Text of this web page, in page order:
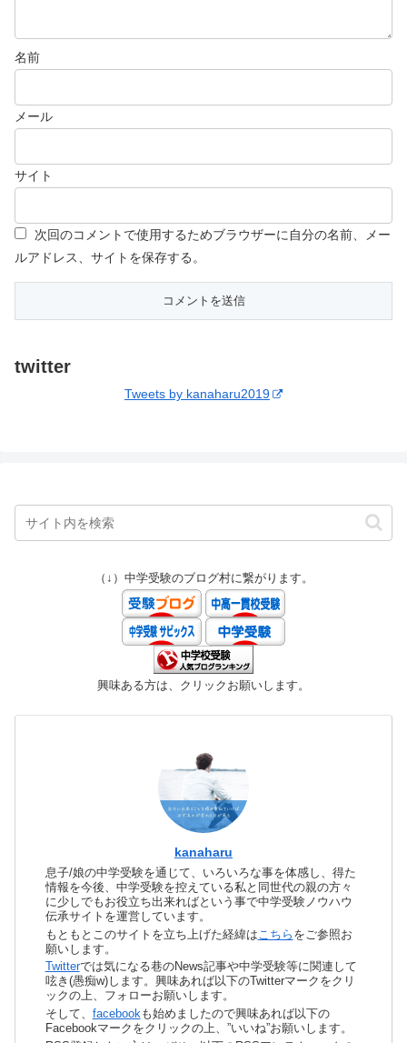
名前
メール
サイト
次回のコメントで使用するためブラウザーに自分の名前、メー
ルアドレス、サイトを保存する。
twitter
Tweets by kanaharu2019
（↓）中学受験のブログ村に繋がります。
興味ある方は、クリックお願いします。
kanaharu
息子/娘の中学受験を通じて、いろいろな事を体感し、得た
情報を今後、中学受験を控えている私と同世代の親の方々
に少しでもお役立ち出来ればという事で中学受験ノウハウ
伝承サイトを運営しています。
もともとこのサイトを立ち上げた経緯は こちら をご参照お
願いします。
Twitterでは気になる巷のNews記事や中学受験等に関連して
呟き(愚痴w)します。興味あれば以下のTwitterマークをクリ
ックの上、フォローお願いします。
そして、 facebookも始めましたので興味あれば以下の
Facebookマークをクリックの上、”いいね”お願いします。